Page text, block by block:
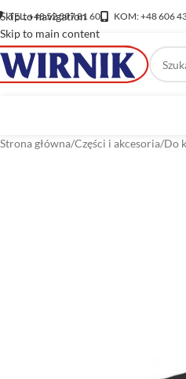
Skip to navigation
Skip to main content
TEL: +48 52 397 81 60 KOM: +48 606
Strona główna/Części i akcesoria/Do